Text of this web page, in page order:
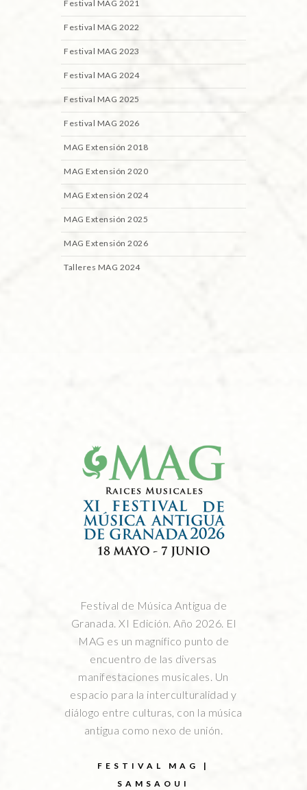
Festival MAG 2021
Festival MAG 2022
Festival MAG 2023
Festival MAG 2024
Festival MAG 2025
Festival MAG 2026
MAG Extensión 2018
MAG Extensión 2020
MAG Extensión 2024
MAG Extensión 2025
MAG Extensión 2026
Talleres MAG 2024
Festival de Música Antigua de
Granada. XI Edición. Año 2026. El
MAG es un magnífico punto de
encuentro de las diversas
manifestaciones musicales. Un
espacio para la interculturalidad y
diálogo entre culturas, con la música
antigua como nexo de unión.
FESTIVAL MAG |
SAMSAOUI